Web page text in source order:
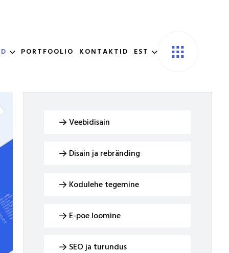
PORTFOOLIO KONTAKTID EST
Veebidisain
Disain ja rebränding
Kodulehe tegemine
E-poe loomine
SEO ja turundus